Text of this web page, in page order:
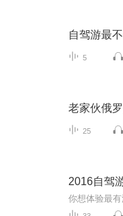
自驾游最
5
老家伙俄
25
2016自驾